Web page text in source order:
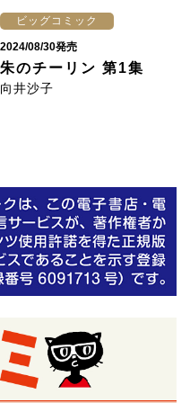
ビッグコミック
2024/08/30発売
朱のチーリン 第1集
向井沙子